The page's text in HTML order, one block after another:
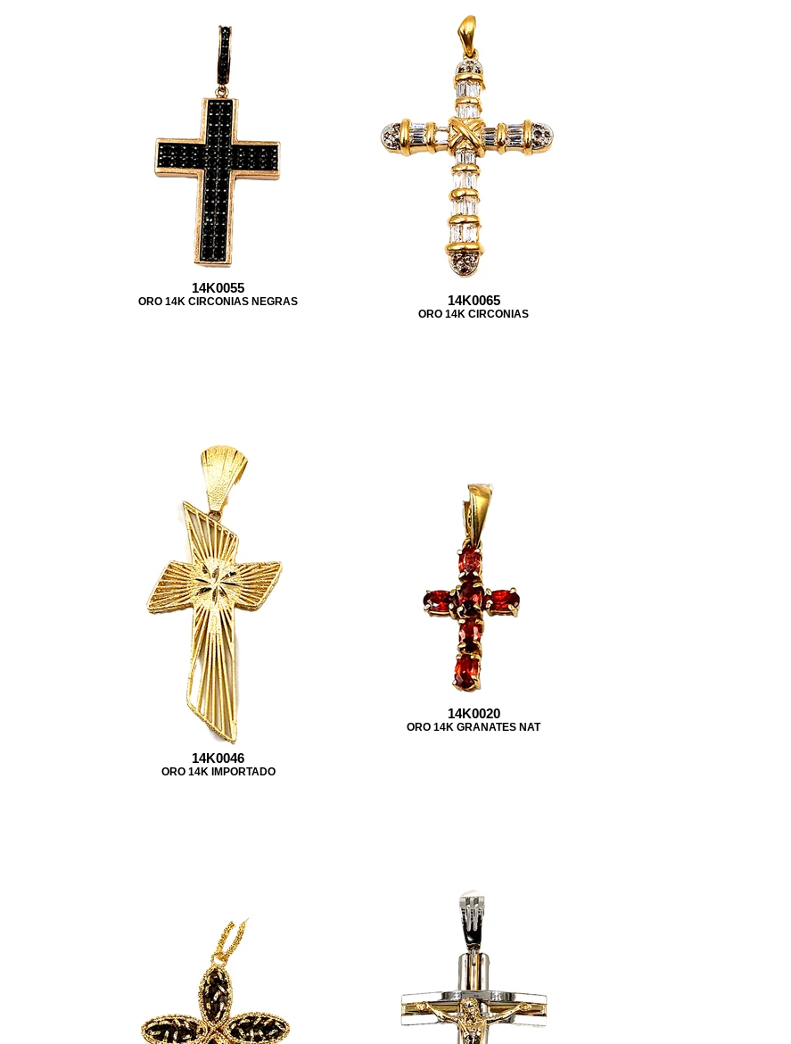
14K0055
ORO 14K CIRCONIAS NEGRAS 14K0065
ORO 14K CIRCONIAS
14K0046
ORO 14K IMPORTADO
14K0020
ORO 14K GRANATES NAT